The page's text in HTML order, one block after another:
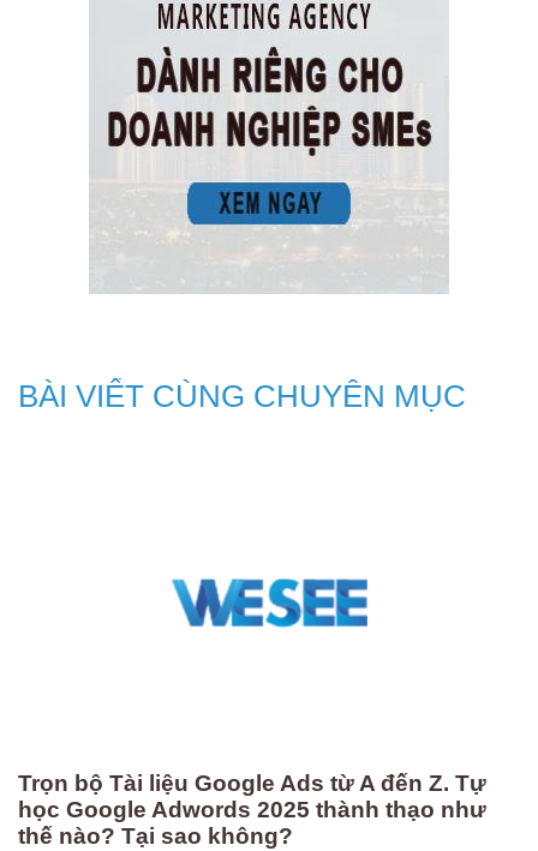
BÀI VIẾT CÙNG CHUYÊN MỤC
Trọn bộ Tài liệu Google Ads từ A đến Z. Tự
học Google Adwords 2025 thành thạo như
thế nào? Tại sao không?